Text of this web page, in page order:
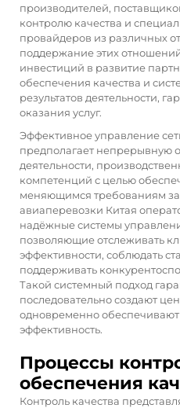
производителей,
контролю качества и
провайдеров из различных
поддержание этих
инвестиций в развитие
обеспечения качества и
результатов деятельности,
оказания услуг.
Эффективное управление
предполагает непрерывную
деятельности,
компетенций с целью
меняющимся требованиям
авиаперевозки Китая
надёжные системы
позволяющие отслеживать
эффективности, соблюдать
поддерживать
Такой системный подход
последовательно создают
одновременно
эффективность.
Процессы
обеспечения
Контроль качества